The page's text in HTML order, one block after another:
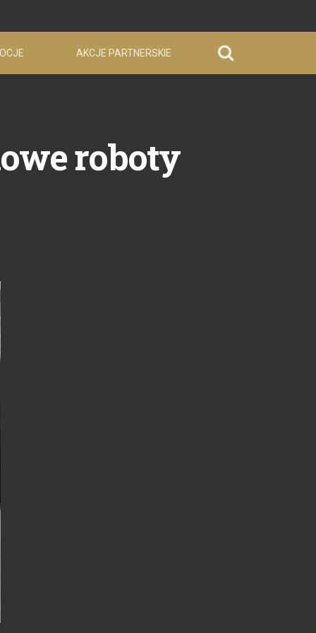
AKCJE PARTNERSKIE
roboty